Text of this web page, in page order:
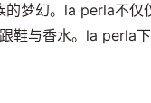
梦幻。la perla不
鞋与香水。la